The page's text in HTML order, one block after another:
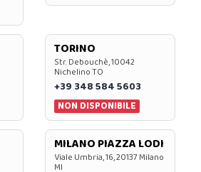
TORINO
Str. Debouchè, 10042
Nichelino TO
+39 348 584 5603
NON DISPONIBILE
MILANO PIAZZA LODI
Viale Umbria, 16, 20137 Milano
MI